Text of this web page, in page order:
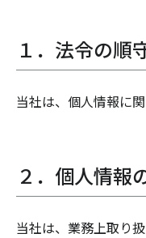
１．法令の順
当社は、個人情報に
２．個人情報
当社は、業務上取り